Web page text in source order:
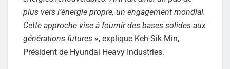
plus vers l’énergie propre, un engagement mondial.
Cette approche vise à fournir des bases solides aux
générations futures », explique Keh-Sik Min,
Président de Hyundai Heavy Industries.